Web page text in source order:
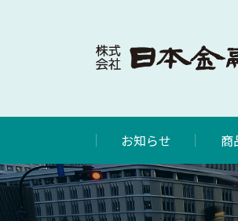
お知らせ 商